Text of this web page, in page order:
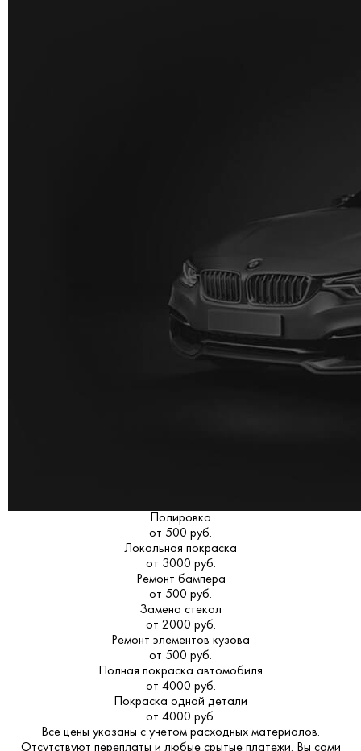
Полировка
от 500 руб.
Локальная покраска
от 3000 руб.
Ремонт бампера
от 500 руб.
Замена стекол
от 2000 руб.
Ремонт элементов кузова
от 500 руб.
Полная покраска автомобиля
от 4000 руб.
Покраска одной детали
от 4000 руб.
Все цены указаны с учетом расходных материалов.
Отсутствуют переплаты и любые срытые платежи. Вы сами